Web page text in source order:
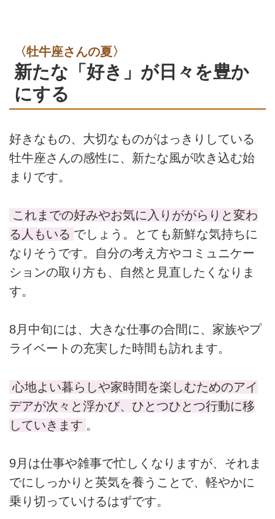
〈牡牛座さんの夏〉
新たな「好き」が日々を豊か
にする
好きなもの、大切なものがはっきりしている
牡牛座さんの感性に、新たな風が吹き込む始
まりです。
これまでの好みやお気に入りががらりと変わ
る人もいる でしょう。とても新鮮な気持ちに
なりそうです。自分の考え方やコミュニケー
ションの取り方も、自然と見直したくなりま
す。
8月中旬には、大きな仕事の合間に、家族やプ
ライベートの充実した時間も訪れます。
心地よい暮らしや家時間を楽しむためのアイ
デアが次々と浮かび、ひとつひとつ行動に移
していきます 。
9月は仕事や雑事で忙しくなりますが、それま
でにしっかりと英気を養うことで、軽やかに
乗り切っていけるはずです。